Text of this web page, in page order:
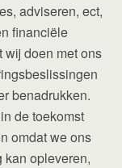
adviseren, ect,
financiële
wij doen met ons
benadrukken.
de toekomst
omdat we ons
kan opleveren,